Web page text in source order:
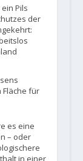
Pils
der
für
es eine
– oder
in einer